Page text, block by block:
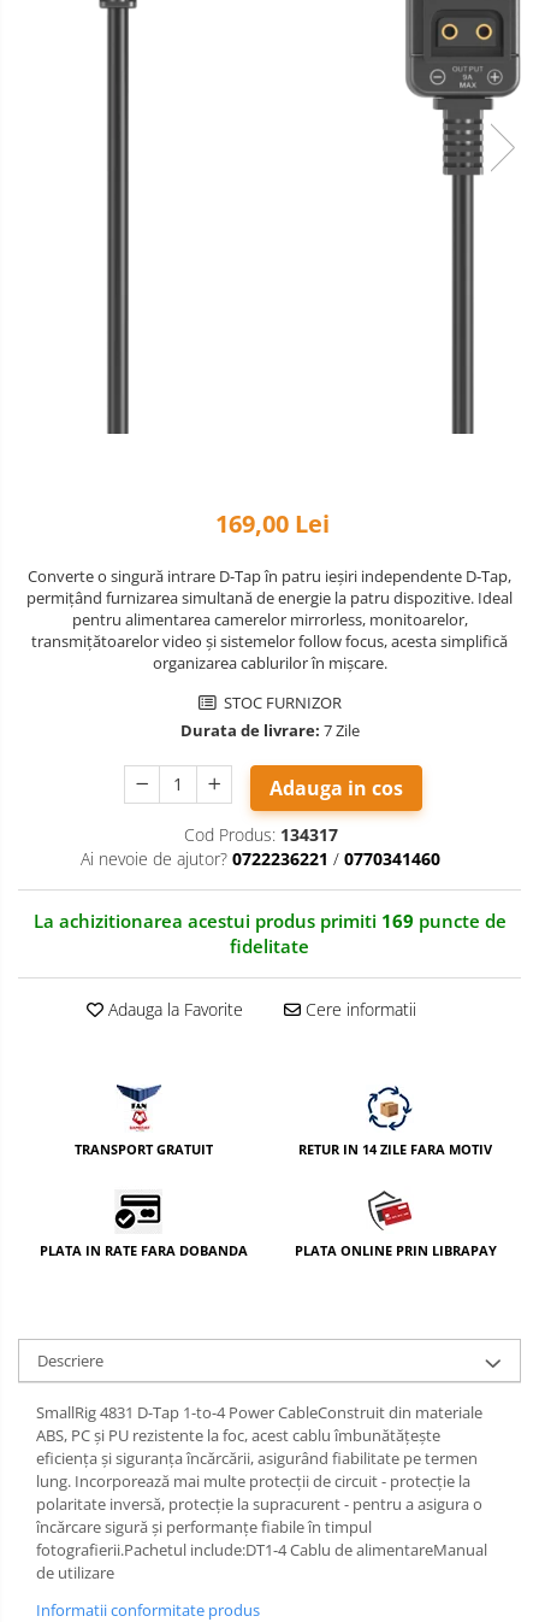
Blitz-uri circulare (Macro)
Adaptoare stativ port umbrela si
blitz TTL
Comander TTL
Cabluri si Patine Sincron
Alimentare auxiliara blitz
Protectie patina apa, ploaie
Ring-Flash Adaptor
Bracket-uri si suporti
Huse protectie blitz extern
Carduri memorie, Cititoare
Huse protectie card memorie
Grip-uri
LCD protectie
Recordere audio digitale
Acumulatori AA/AAA (R6/R3)) si
incarcatoare
Baterii
Incarcatoare acumulatori Foto-
Video
Huse protectie acumulatori foto
Tablete grafice
Adaptoare pentru convertoare sau
filtre
169,00 Lei
Converte o singură intrare D-Tap în patru ieșiri independente D-Tap,
permițând furnizarea simultană de energie la patru dispozitive. Ideal
pentru alimentarea camerelor mirrorless, monitoarelor,
transmițătoarelor video și sistemelor follow focus, acesta simplifică
organizarea cablurilor în mișcare.
STOC FURNIZOR
Durata de livrare: 7 Zile
Adauga in cos
Cod Produs: 134317
Ai nevoie de ajutor? 0722236221 / 0770341460
La achizitionarea acestui produs primiti 169 puncte de
fidelitate
Adauga la Favorite Cere informatii
TRANSPORT GRATUIT RETUR IN 14 ZILE FARA MOTIV
PLATA IN RATE FARA DOBANDA PLATA ONLINE PRIN LIBRAPAY
Descriere
SmallRig 4831 D-Tap 1-to-4 Power CableConstruit din materiale
ABS, PC și PU rezistente la foc, acest cablu îmbunătățește
eficiența și siguranța încărcării, asigurând fiabilitate pe termen
lung. Incorporează mai multe protecții de circuit - protecție la
polaritate inversă, protecție la supracurent - pentru a asigura o
încărcare sigură și performanțe fiabile în timpul
fotografierii.Pachetul include:DT1-4 Cablu de alimentareManual
de utilizare
Informatii conformitate produs